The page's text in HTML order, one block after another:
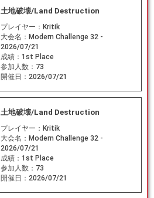
土地破壊/Land Destruction
プレイヤー： Kritik
大会名： Modern Challenge 32 -
2026/07/21
成績： 1st Place
参加人数： 73
開催日： 2026/07/21
土地破壊/Land Destruction
プレイヤー： Kritik
大会名： Modern Challenge 32 -
2026/07/21
成績： 1st Place
参加人数： 73
開催日： 2026/07/21